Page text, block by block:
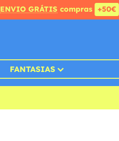
ENVIO GRÁTIS compras +50€
FANTASIAS